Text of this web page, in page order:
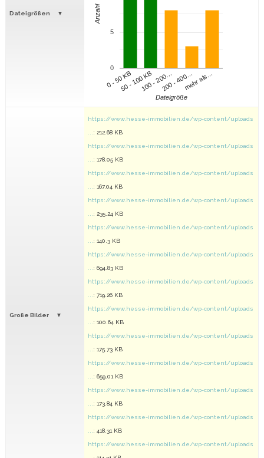
Dateigrößen
0 - 50 KB50 - 100 KB100 - 200…200 - 400…mehr als…
0
5
Dateigröße
Anzahl
Große Bilder
https://www.hesse-immobilien.de/wp-content/uploads
: 212.68 KB
https://www.hesse-immobilien.de/wp-content/uploads
: 178.05 KB
https://www.hesse-immobilien.de/wp-content/uploads
: 167.04 KB
https://www.hesse-immobilien.de/wp-content/uploads
: 235.24 KB
https://www.hesse-immobilien.de/wp-content/uploads
: 140.3 KB
https://www.hesse-immobilien.de/wp-content/uploads
: 694.83 KB
https://www.hesse-immobilien.de/wp-content/uploads
: 719.26 KB
https://www.hesse-immobilien.de/wp-content/uploads
: 100.64 KB
https://www.hesse-immobilien.de/wp-content/uploads
: 175.73 KB
https://www.hesse-immobilien.de/wp-content/uploads
: 659.01 KB
https://www.hesse-immobilien.de/wp-content/uploads
: 173.84 KB
https://www.hesse-immobilien.de/wp-content/uploads
: 418.31 KB
https://www.hesse-immobilien.de/wp-content/uploads